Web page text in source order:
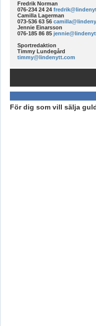
Fredrik Norman
076-234 24 24
Camilla Lagerman
073-536 63 56
Jennie Einarsson
076-185 86 85
Sportredaktion
Timmy Lundegård
timmy@lindenytt.com
För dig som vill sälja